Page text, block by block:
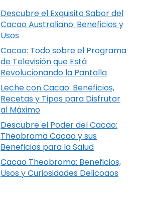
Descubre el Exquisito Sabor del
Cacao Australiano: Beneficios y
Usos
Cacao: Todo sobre el Programa
de Televisión que Está
Revolucionando la Pantalla
Leche con Cacao: Beneficios,
Recetas y Tipos para Disfrutar
al Máximo
Descubre el Poder del Cacao:
Theobroma Cacao y sus
Beneficios para la Salud
Cacao Theobroma: Beneficios,
Usos y Curiosidades Delicoaos